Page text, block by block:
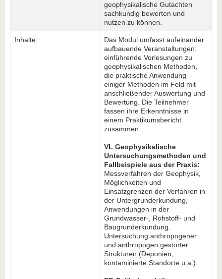
geophysikalische Gutachten
sachkundig bewerten und
nutzen zu können.
Inhalte:
Das Modul umfasst aufeinander
aufbauende Veranstaltungen:
einführende Vorlesungen zu
geophysikalischen Methoden,
die praktische Anwendung
einiger Methoden im Feld mit
anschließender Auswertung und
Bewertung. Die Teilnehmer
fassen ihre Erkenntnisse in
einem Praktikumsbericht
zusammen.
VL Geophysikalische
Untersuchungsmethoden und
Fallbeispiele aus der Praxis:
Messverfahren der Geophysik,
Möglichkeiten und
Einsatzgrenzen der Verfahren in
der Untergrunderkundung,
Anwendungen in der
Grundwasser-, Rohstoff- und
Baugrunderkundung.
Untersuchung anthropogener
und anthropogen gestörter
Strukturen (Deponien,
kontaminierte Standorte u.a.).